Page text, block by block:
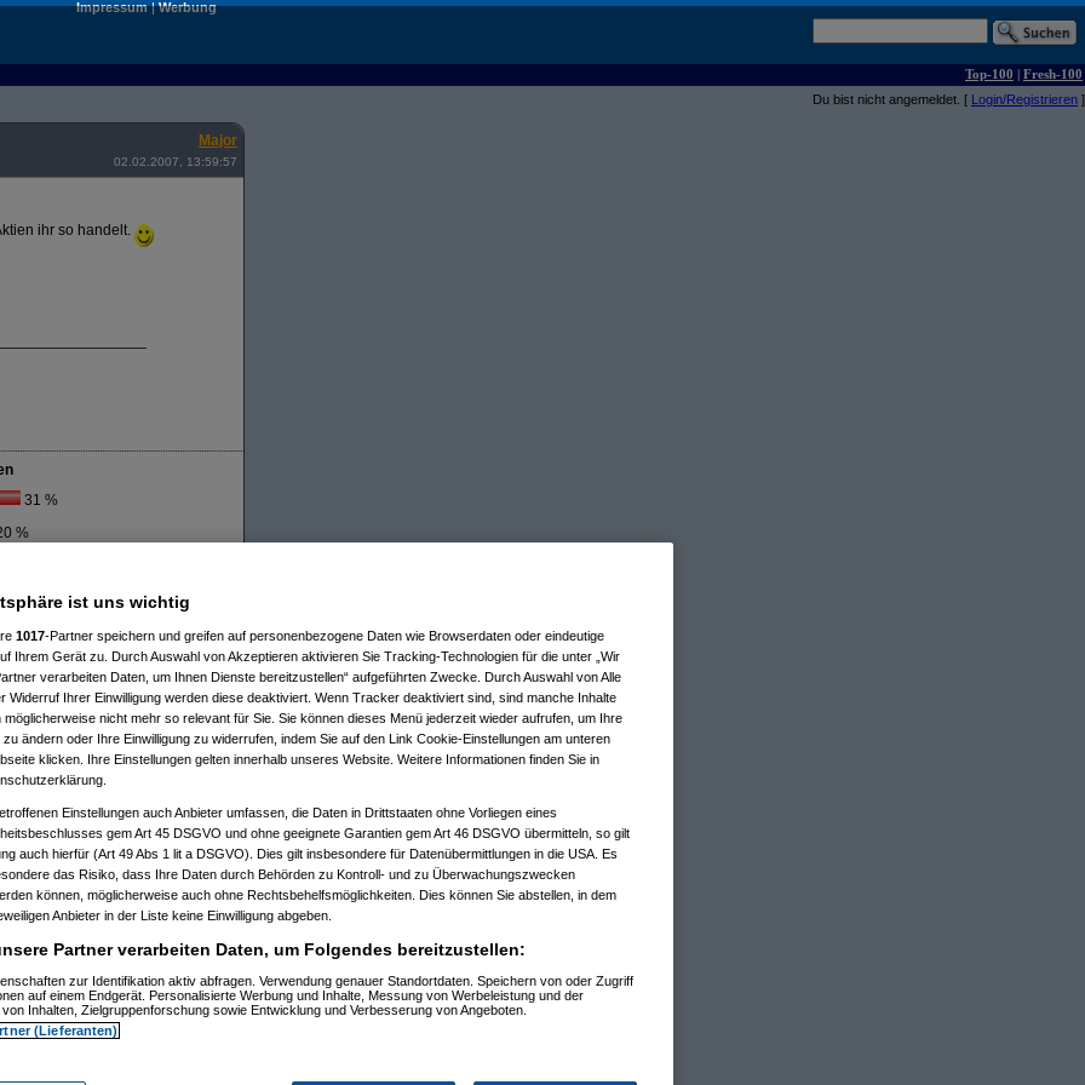
Impressum|Werbung
Top-100 | Fresh-100
Du bist nicht angemeldet. [ Login/Registrieren ]
Major
02.02.2007, 13:59:57
ihr so handelt.
31 %
%
ist uns wichtig
1017-Partner speichern und greifen auf personenbezogene Daten wie Browserdaten oder eindeutige
Ihrem Gerät zu. Durch Auswahl von Akzeptieren aktivieren Sie Tracking-Technologien für die unter „Wir
verarbeiten Daten, um Ihnen Dienste bereitzustellen“ aufgeführten Zwecke. Durch Auswahl von Alle
Widerruf Ihrer Einwilligung werden diese deaktiviert. Wenn Tracker deaktiviert sind, sind manche Inhalte
möglicherweise nicht mehr so relevant für Sie. Sie können dieses Menü jederzeit wieder aufrufen, um Ihre
zu ändern oder Ihre Einwilligung zu widerrufen, indem Sie auf den Link Cookie-Einstellungen am unteren
klicken. Ihre Einstellungen gelten innerhalb unseres Website. Weitere Informationen finden Sie in
Einstellungen auch Anbieter umfassen, die Daten in Drittstaaten ohne Vorliegen eines
gem Art 45 DSGVO und ohne geeignete Garantien gem Art 46 DSGVO übermitteln, so gilt
auch hierfür (Art 49 Abs 1 lit a DSGVO). Dies gilt insbesondere für Datenübermittlungen in die USA. Es
das Risiko, dass Ihre Daten durch Behörden zu Kontroll- und zu Überwachungszwecken
können, möglicherweise auch ohne Rechtsbehelfsmöglichkeiten. Dies können Sie abstellen, in dem
Anbieter in der Liste keine Einwilligung abgeben.
Partner verarbeiten Daten, um Folgendes bereitzustellen:
zur Identifikation aktiv abfragen. Verwendung genauer Standortdaten. Speichern von oder Zugriff
auf einem Endgerät. Personalisierte Werbung und Inhalte, Messung von Werbeleistung und der
Inhalten, Zielgruppenforschung sowie Entwicklung und Verbesserung von Angeboten.
(Lieferanten)